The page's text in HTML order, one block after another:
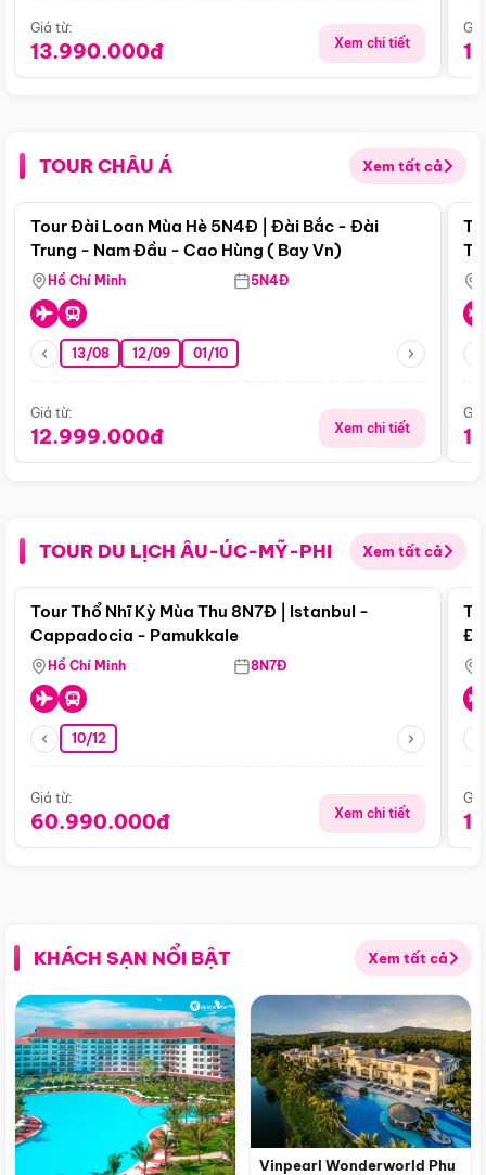
Giá từ:
13.990.000đ Xem chi tiết
TOUR CHÂU Á Xem tất cả
Điểm nổi bật
Tour Đài Loan Mùa Hè 5N4Đ | Đài Bắc - Đài
Trung - Nam Đầu - Cao Hùng ( Bay Vn)
Hồ Chí Minh 5N4Đ
13/08 12/09 01/10
Giá từ:
12.999.000đ Xem chi tiết
TOUR DU LỊCH ÂU-ÚC-MỸ-PHI Xem tất cả
Điểm nổi bật
Tour Thổ Nhĩ Kỳ Mùa Thu 8N7Đ | Istanbul -
Cappadocia - Pamukkale
Hồ Chí Minh 8N7Đ
10/12
Giá từ:
60.990.000đ Xem chi tiết
KHÁCH SẠN NỔI BẬT Xem tất cả
Vinpearl Wonderworld Phu